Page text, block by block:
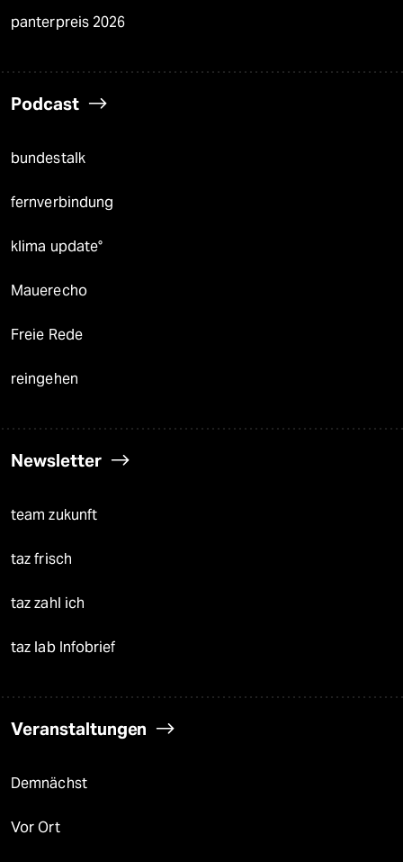
panterpreis 2026
Podcast
bundestalk
fernverbindung
klima update°
Mauerecho
Freie Rede
reingehen
Newsletter
team zukunft
taz frisch
taz zahl ich
taz lab Infobrief
Veranstaltungen
Demnächst
Vor Ort